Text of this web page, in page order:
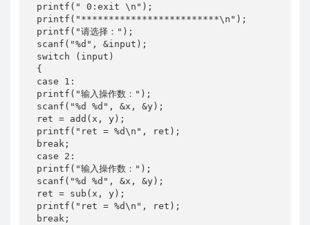
printf(" 0:exit \n");
printf("*************************\n");
printf("请选择：");
scanf("%d", &input);
switch (input)
{
case 1:
printf("输⼊操作数：");
scanf("%d %d", &x, &y);
ret = add(x, y);
printf("ret = %d\n", ret);
break;
case 2:
printf("输⼊操作数：");
scanf("%d %d", &x, &y);
ret = sub(x, y);
printf("ret = %d\n", ret);
break;